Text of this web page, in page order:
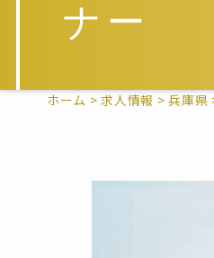
ナー
ホーム >求人情報 >兵庫県